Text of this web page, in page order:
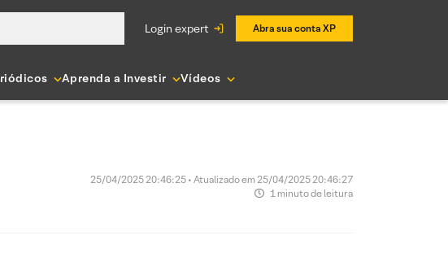
login expert Abra sua conta XP
Aprenda a Investir Vídeos
25/04/2025 20:46:25 • Atualizado em 25/04/2025 20:46:27
1 minuto de leitura